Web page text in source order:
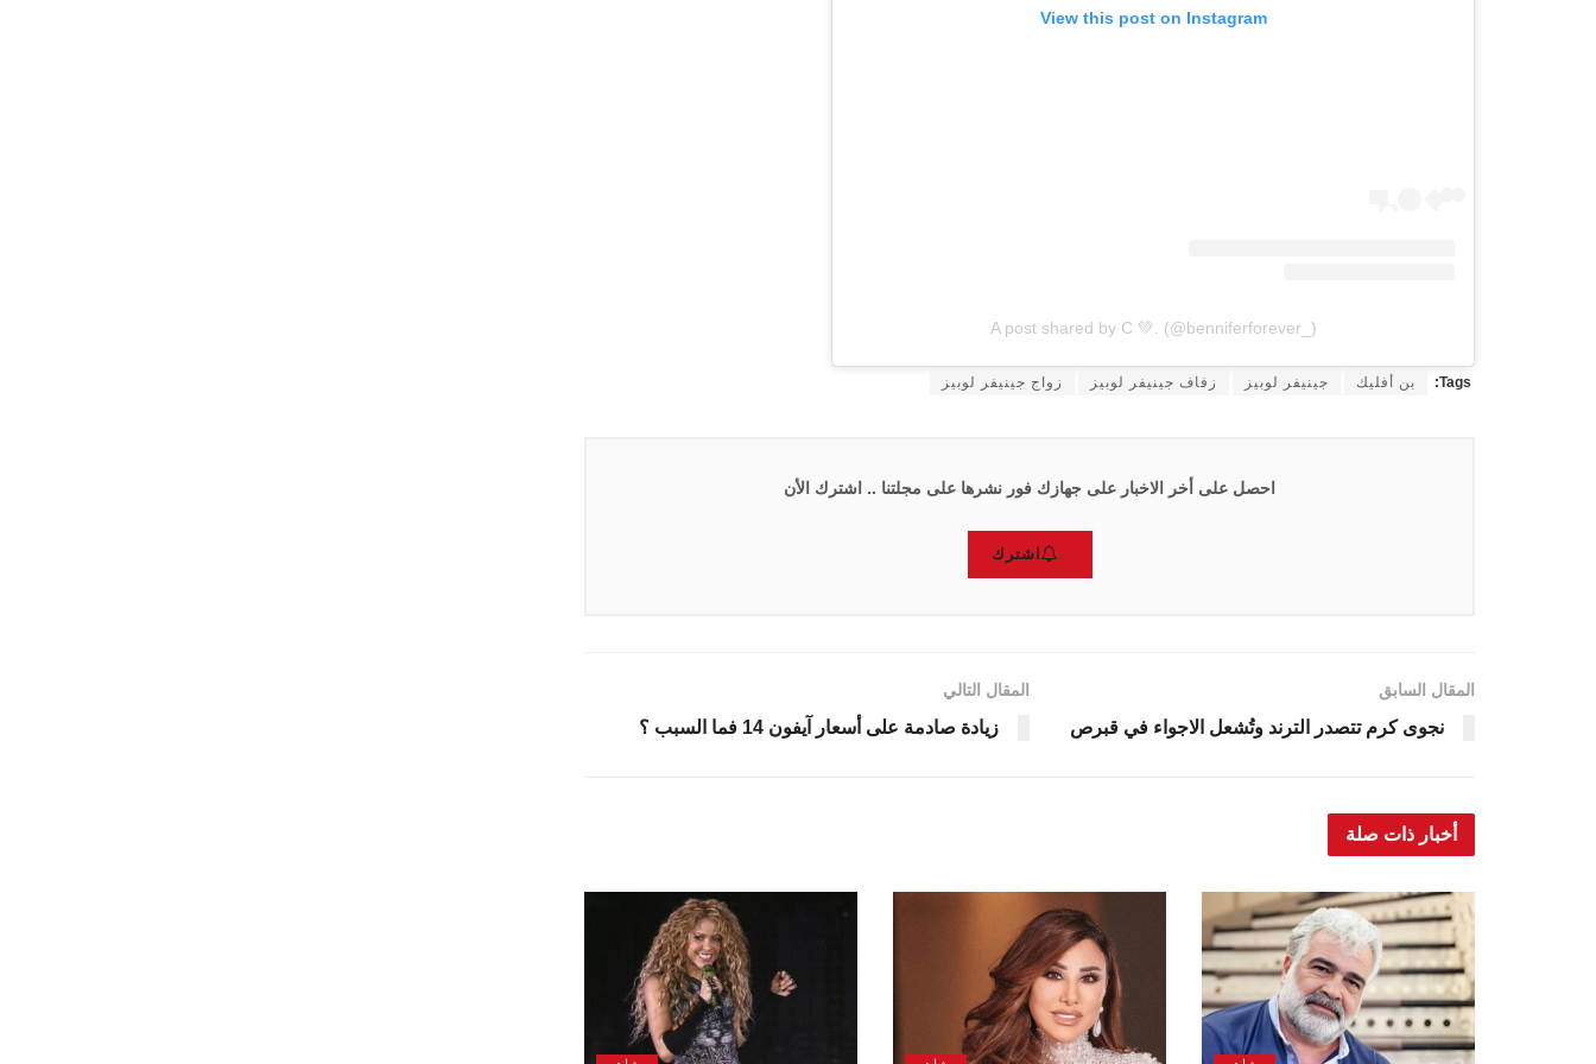
View this post on Instagram
A post shared by C 💚. (@benniferforever_)
Tags: بن أفليك جينيفر لوبيز زفاف جينيفر لوبيز زواج جينيفر لوبيز
احصل على أخر الاخبار على جهازك فور نشرها على مجلتنا .. اشترك الأن
اشترك
المقال السابق
نجوى كرم تتصدر الترند وتُشعل الاجواء في قبرص
المقال التالي
زيادة صادمة على أسعار آيفون 14 فما السبب ؟
أخبار ذات صلة